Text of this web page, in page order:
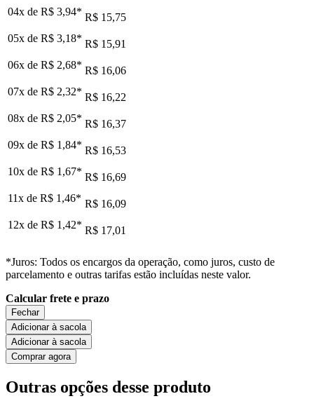
04x de R$ 3,94* R$ 15,75
05x de R$ 3,18* R$ 15,91
06x de R$ 2,68* R$ 16,06
07x de R$ 2,32* R$ 16,22
08x de R$ 2,05* R$ 16,37
09x de R$ 1,84* R$ 16,53
10x de R$ 1,67* R$ 16,69
11x de R$ 1,46* R$ 16,09
12x de R$ 1,42* R$ 17,01
*Juros: Todos os encargos da operação, como juros, custo de
parcelamento e outras tarifas estão incluídas neste valor.
Calcular frete e prazo
Fechar
Adicionar à sacola
Adicionar à sacola
Comprar agora
Outras opções desse produto